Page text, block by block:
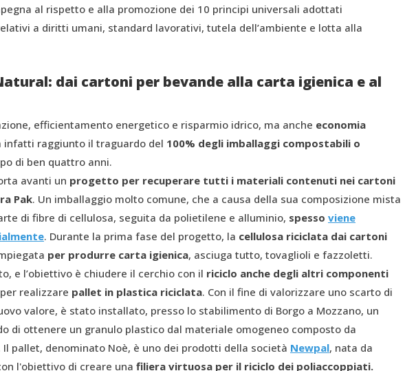
al rispetto e alla promozione dei 10 principi universali adottati
a diritti umani, standard lavorativi, tutela dell’ambiente e lotta alla
dai cartoni per bevande alla carta igienica e al
efficientamento energetico e risparmio idrico, ma anche economia
infatti raggiunto il traguardo del 100% degli imballaggi compostabili o
di ben quattro anni.
avanti un progetto per recuperare tutti i materiali contenuti nei cartoni
Pak. Un imballaggio molto comune, che a causa della sua composizione mista
di fibre di cellulosa, seguita da polietilene e alluminio, spesso viene
. Durante la prima fase del progetto, la cellulosa riciclata dai cartoni
per produrre carta igienica, asciuga tutto, tovaglioli e fazzoletti.
e l’obiettivo è chiudere il cerchio con il riciclo anche degli altri componenti
realizzare pallet in plastica riciclata. Con il fine di valorizzare uno scarto di
valore, è stato installato, presso lo stabilimento di Borgo a Mozzano, un
di ottenere un granulo plastico dal materiale omogeneo composto da
pallet, denominato Noè, è uno dei prodotti della società Newpal, nata da
l'obiettivo di creare una filiera virtuosa per il riciclo dei poliaccoppiati.